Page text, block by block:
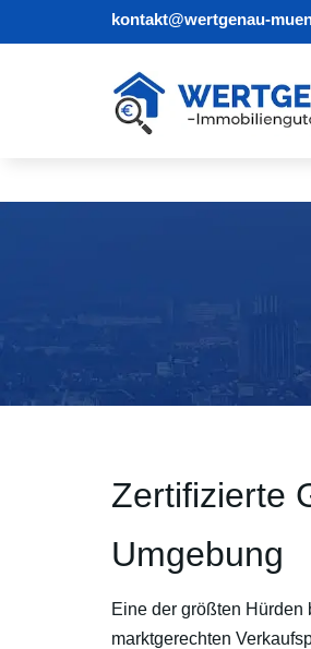
kontakt@wertgenau-
Zertifizierte
Umgebung
Eine der größten Hürden
marktgerechten